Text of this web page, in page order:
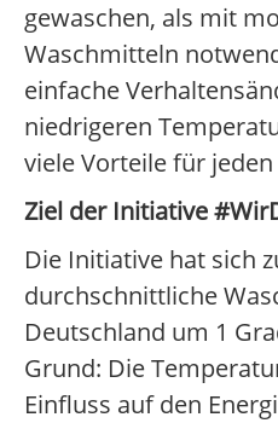
gewaschen, als mit
Waschmitteln
einfache
niedrigeren
viele Vorteile für
Ziel der Initiative
Die Initiative hat sich
durchschnittliche
Deutschland um 1
Grund: Die
Einfluss auf den